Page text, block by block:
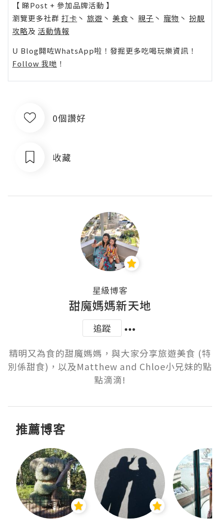
【 睇Post + 參加品牌活動 】
瀏覽更多社群 打卡 丶 旅遊 丶 美食 丶 親子 丶 寵物 丶 扮靚
攻略及 活動情報
U Blog開咗WhatsApp啦！發掘更多吃喝玩樂資訊！
Follow 我哋 ！
0個讚好
收藏
星級博客
甜魔媽媽新天地
追蹤
精明又為食的甜魔媽媽，與大家分享旅遊美食 (特
別係甜食)，以及Matthew and Chloe小兄妹的點
點滴滴!
推薦博客